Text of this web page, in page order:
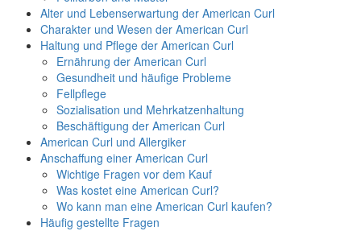
Alter und Lebenserwartung der American Curl
Charakter und Wesen der American Curl
Haltung und Pflege der American Curl
Ernährung der American Curl
Gesundheit und häufige Probleme
Fellpflege
Sozialisation und Mehrkatzenhaltung
Beschäftigung der American Curl
American Curl und Allergiker
Anschaffung einer American Curl
Wichtige Fragen vor dem Kauf
Was kostet eine American Curl?
Wo kann man eine American Curl kaufen?
Häufig gestellte Fragen